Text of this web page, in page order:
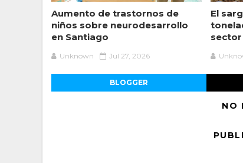
Aumento de trastornos de
niños sobre neurodesarrollo
en Santiago
Unknown Jul 27, 2026
El
BLOGGER
NO